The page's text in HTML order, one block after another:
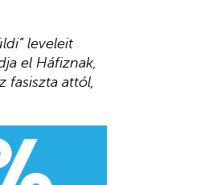
leveleit
el Háfiznak,
fasiszta attól,